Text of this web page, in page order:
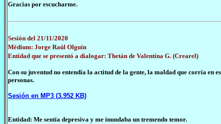
Gracias por escucharme.
Sesión del 21/11/2020
Médium: Jorge Raúl Olguín
Entidad que se presentó a dialogar: Thetán de Valentina G. (Crearel)
Con su juventud no entendía la actitud de la gente, la maldad que corría en
personas.
Sesión en MP3 (3.952 KB)
Entidad: Me sentía depresiva y me inundaba un tremendo temor.